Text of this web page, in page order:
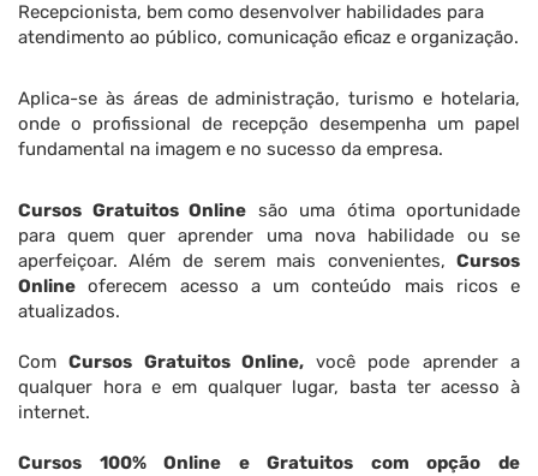
Recepcionista, bem como desenvolver habilidades para
atendimento ao público, comunicação eficaz e organização.
Aplica-se às áreas de administração, turismo e hotelaria,
onde o profissional de recepção desempenha um papel
fundamental na imagem e no sucesso da empresa.
Cursos Gratuitos Online são uma ótima oportunidade
para quem quer aprender uma nova habilidade ou se
aperfeiçoar. Além de serem mais convenientes, Cursos
Online oferecem acesso a um conteúdo mais ricos e
atualizados.
ComCursos Gratuitos Online,você pode aprender a
qualquer hora e em qualquer lugar, basta ter acesso à
internet.
Cursos 100% Online e Gratuitos com opção de